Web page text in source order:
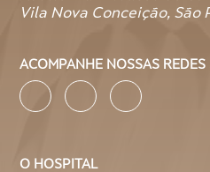
Dependendo da condição
nefrologistas, entre outros.
Vila Nova Conceição, São
ACOMPANHE NOSSAS REDES
O HOSPITAL